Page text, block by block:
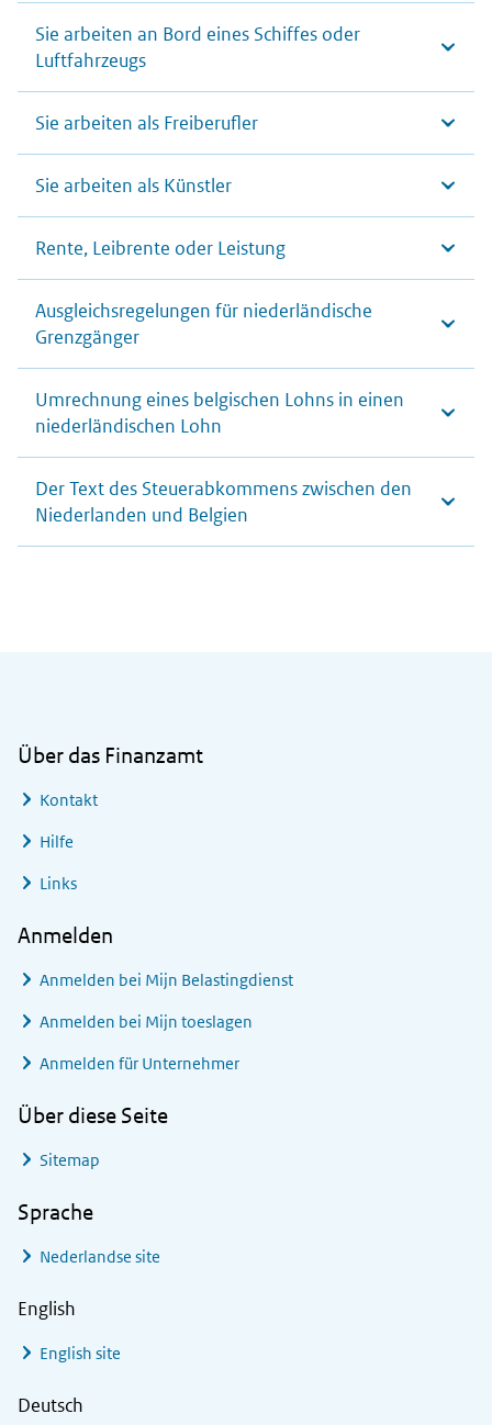
Sie arbeiten an Bord eines Schiffes oder
Luftfahrzeugs
Sie arbeiten als Freiberufler
Sie arbeiten als Künstler
Rente, Leibrente oder Leistung
Ausgleichsregelungen für niederländische
Grenzgänger
Umrechnung eines belgischen Lohns in einen
niederländischen Lohn
Der Text des Steuerabkommens zwischen den
Niederlanden und Belgien
Über das Finanzamt
Kontakt
Hilfe
Links
Anmelden
Anmelden bei Mijn Belastingdienst
Anmelden bei Mijn toeslagen
Anmelden für Unternehmer
Über diese Seite
Sitemap
Sprache
Nederlandse site
English
English site
Deutsch